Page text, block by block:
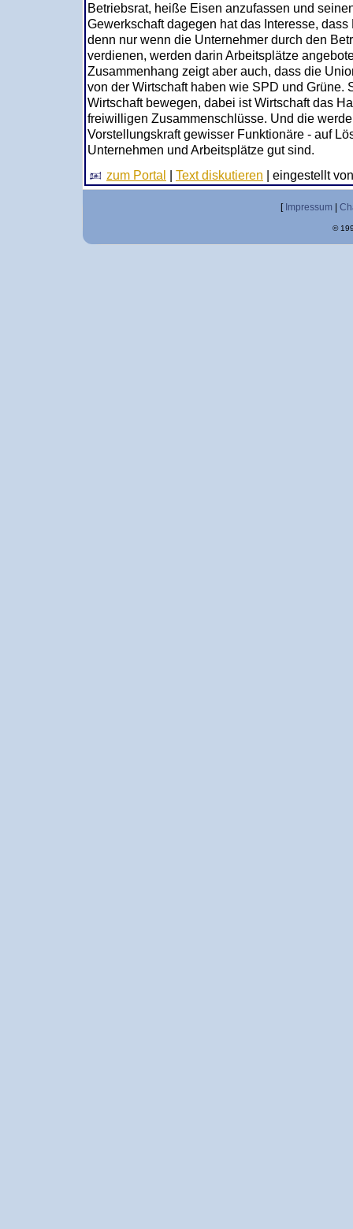
Betriebsrat, heiße Eisen anzufassen und
Gewerkschaft dagegen hat das Interesse,
denn nur wenn die Unternehmer durch den
verdienen, werden darin Arbeitsplätze
Zusammenhang zeigt aber auch, dass die
von der Wirtschaft haben wie SPD und Grüne.
Wirtschaft bewegen, dabei ist Wirtschaft das
freiwilligen Zusammenschlüsse. Und die
Vorstellungskraft gewisser Funktionäre - auf
Unternehmen und Arbeitsplätze gut sind.
zum Portal | Text diskutieren | eingestellt
[ Impressum
©